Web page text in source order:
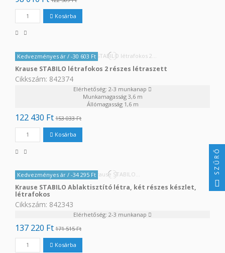
Kosárba
Kedvezményes ár/ -30 603 Ft
Krause STABILO létrafokos 2 részes létraszett
Cikkszám: 842374
Elérhetőség: 2-3 munkanap
Munkamagasság 3,6 m
Állómagasság 1,6 m
122 430 Ft 153 033 Ft
Kosárba
Kedvezményes ár/ -34 295 Ft
Krause STABILO Ablaktisztító létra, két részes készlet,
létrafokos
Cikkszám: 842343
Elérhetőség: 2-3 munkanap
137 220 Ft 171 515 Ft
Kosárba
SZŰRŐ